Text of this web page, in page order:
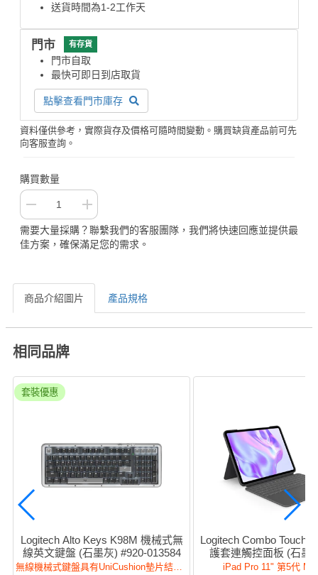
送貨時間為1-2工作天
門市 有存貨
門市自取
最快可即日到店取貨
點擊查看門市庫存
資料僅供參考，實際貨存及價格可隨時間變動。購買缺貨產品前可先
向客服查詢。
購買數量
需要大量採購？聯繫我們的客服團隊，我們將快速回應並提供最
佳方案，確保滿足您的需求。
商品介紹圖片 產品規格
相同品牌
套裝優惠
Logitech Alto Keys K98M 機械式無
線英文鍵盤 (石墨灰) #920-013584
無線機械式鍵盤具有UniCushion墊片結構，加強打字體驗與自訂體驗。
Logitech Combo Touch
護套連觸控面板 (石墨
012767
iPad Pro 11" 第5代